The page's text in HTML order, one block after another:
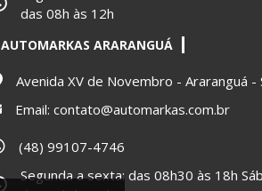
das 08h às 12h
AUTOMARKAS ARARANGUÁ
Avenida XV de Novembro - Araranguá -
Email: contato@automarkas.com.br
(48) 99107-4746
Segunda a sexta: das 08h30 às 18h